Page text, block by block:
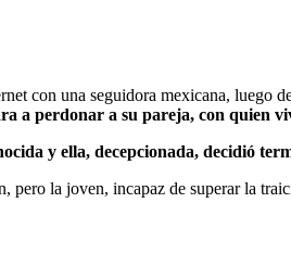
con una seguidora mexicana, luego
a perdonar a su pareja, con quien
y ella, decepcionada, decidió
la joven, incapaz de superar la